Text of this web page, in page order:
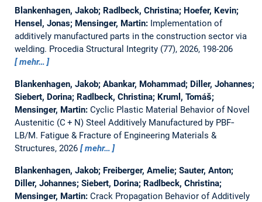
Blankenhagen, Jakob; Radlbeck, Christina; Hoefer, Kevin;
Hensel, Jonas; Mensinger, Martin: Implementation of
additively manufactured parts in the construction sector via
welding. Procedia Structural Integrity (77), 2026, 198-206
mehr…
Blankenhagen, Jakob; Abankar, Mohammad; Diller, Johannes;
Siebert, Dorina; Radlbeck, Christina; Kruml, Tomáš;
Mensinger, Martin: Cyclic Plastic Material Behavior of Novel
Austenitic (C + N) Steel Additively Manufactured by PBF‐
LB/M. Fatigue & Fracture of Engineering Materials &
Structures, 2026
mehr…
Blankenhagen, Jakob; Freiberger, Amelie; Sauter, Anton;
Diller, Johannes; Siebert, Dorina; Radlbeck, Christina;
Mensinger, Martin: Crack Propagation Behavior of Additively